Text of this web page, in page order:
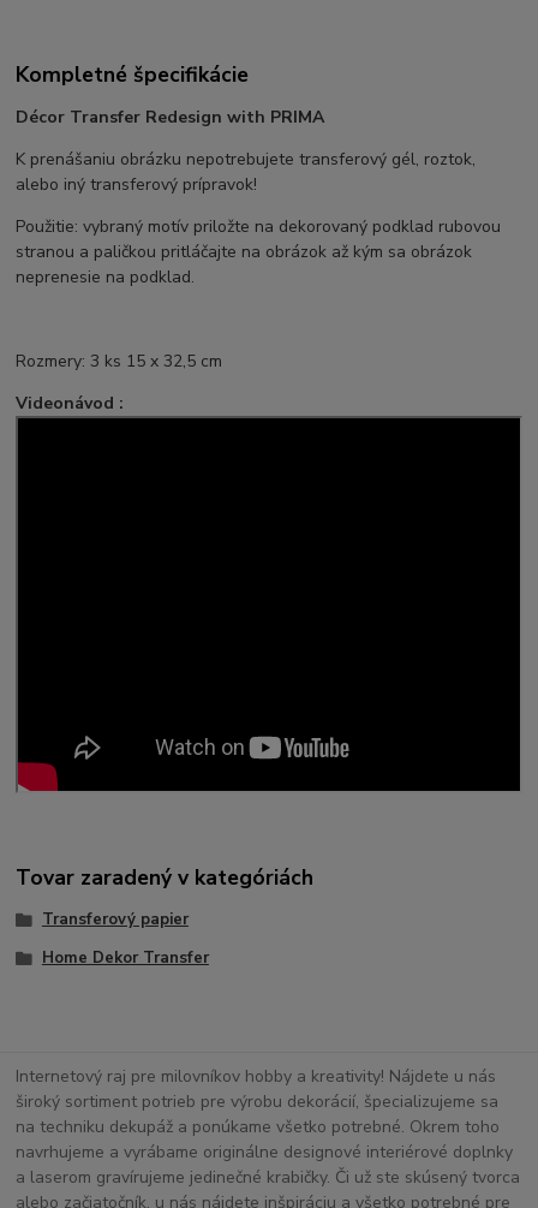
Kompletné špecifikácie
Décor Transfer Redesign with PRIMA
K prenášaniu obrázku nepotrebujete transferový gél, roztok,
alebo iný transferový prípravok!
Použitie: vybraný motív priložte na dekorovaný podklad rubovou
stranou a paličkou pritláčajte na obrázok až kým sa obrázok
neprenesie na podklad.
Rozmery: 3 ks 15 x 32,5 cm
Videonávod :
Tovar zaradený v kategóriách
Transferový papier
Home Dekor Transfer
Internetový raj pre milovníkov hobby a kreativity! Nájdete u nás
široký sortiment potrieb pre výrobu dekorácií, špecializujeme sa
na techniku dekupáž a ponúkame všetko potrebné. Okrem toho
navrhujeme a vyrábame originálne designové interiérové doplnky
a laserom gravírujeme jedinečné krabičky. Či už ste skúsený tvorca
alebo začiatočník, u nás nájdete inšpiráciu a všetko potrebné pre